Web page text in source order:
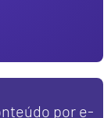
por e-